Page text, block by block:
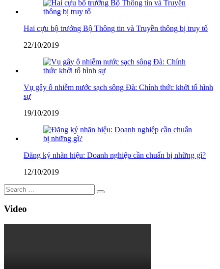
Hai cựu bộ trưởng Bộ Thông tin và Truyền thông bị truy tố
22/10/2019
Vụ gây ô nhiễm nước sạch sông Đà: Chính thức khởi tố hình
sự
19/10/2019
Đăng ký nhãn hiệu: Doanh nghiệp cần chuẩn bị những gì?
12/10/2019
Video